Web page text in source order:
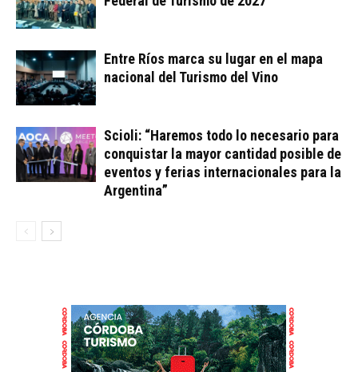
Entre Ríos marca su lugar en el mapa
nacional del Turismo del Vino
Scioli: “Haremos todo lo necesario para
conquistar la mayor cantidad posible de
eventos y ferias internacionales para la
Argentina”